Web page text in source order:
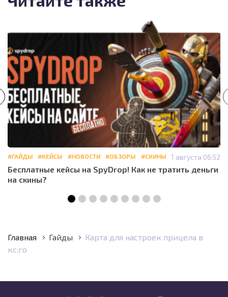
#ГАЙДЫ #КЕЙСЫ #НОВОСТИ #ОБЗОРЫ #СКИНЫ 1 августа 06:52
Бесплатные кейсы на SpyDrop! Как не тратить деньги
на скины?
Главная Гайды
Карта для настроек прицела в
кс:го